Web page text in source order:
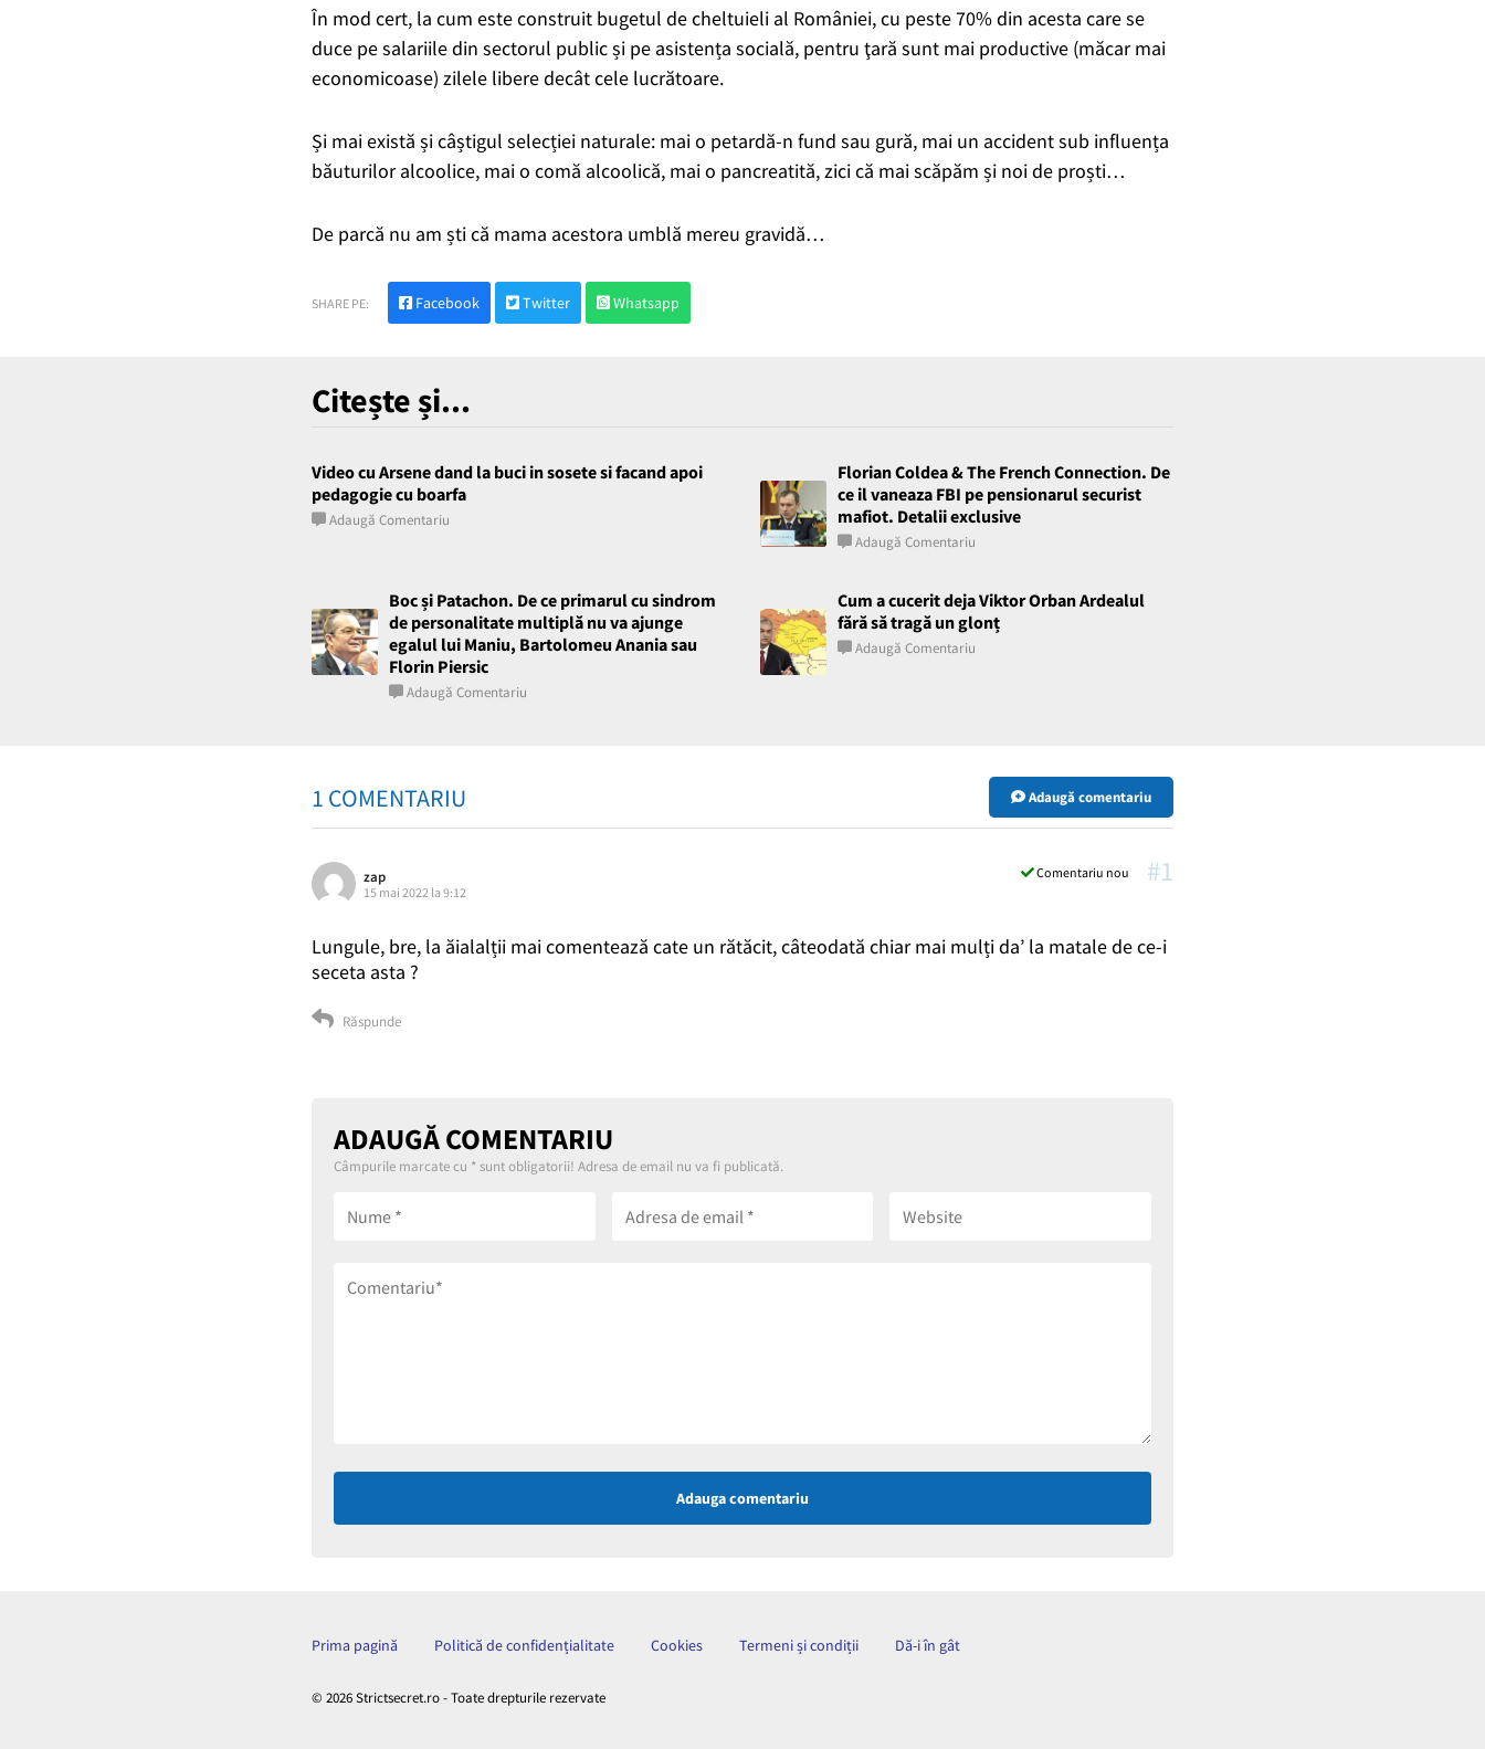
În mod cert, la cum este construit bugetul de cheltuieli al României, cu peste 70% din acesta care se
duce pe salariile din sectorul public și pe asistența socială, pentru ţară sunt mai productive (măcar mai
economicoase) zilele libere decât cele lucrătoare.
Și mai există și câștigul selecției naturale: mai o petardă-n fund sau gură, mai un accident sub influența
băuturilor alcoolice, mai o comă alcoolică, mai o pancreatită, zici că mai scăpăm și noi de proști…
De parcă nu am ști că mama acestora umblă mereu gravidă…
SHARE PE: Facebook Twitter Whatsapp
Citește și...
Video cu Arsene dand la buci in sosete si facand apoi
pedagogie cu boarfa
Adaugă Comentariu
Florian Coldea & The French Connection. De
ce il vaneaza FBI pe pensionarul securist
mafiot. Detalii exclusive
Adaugă Comentariu
Boc și Patachon. De ce primarul cu sindrom
de personalitate multiplă nu va ajunge
egalul lui Maniu, Bartolomeu Anania sau
Florin Piersic
Adaugă Comentariu
Cum a cucerit deja Viktor Orban Ardealul
fără să tragă un glonț
Adaugă Comentariu
1 COMENTARIU Adaugă comentariu
#1
Comentariu nou
zap
15 mai 2022 la 9:12
Lungule, bre, la ăialalții mai comentează cate un rătăcit, câteodată chiar mai mulți da’ la matale de ce-i
seceta asta ?
Răspunde
ADAUGĂ COMENTARIU
Câmpurile marcate cu *sunt obligatorii! Adresa de email nu va fi publicată.
Adauga comentariu
Prima pagină Politică de confidențialitate Cookies Termeni și condiții Dă-i în gât
© 2026 Strictsecret.ro - Toate drepturile rezervate